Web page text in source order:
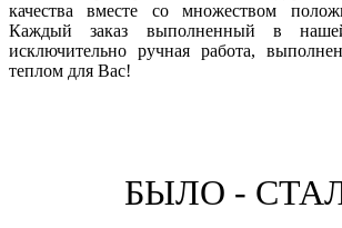
качества вместе со множеством
Каждый заказ выполненный в
исключительно ручная работа,
теплом для Вас!
БЫЛО -